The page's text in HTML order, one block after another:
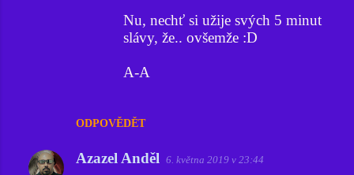
ODPOVĚDĚT
Nu, nechť si užije svých 5 minut
slávy, že.. ovšemže :D
A-A
Azazel Anděl 6. května 2019 v 23:44